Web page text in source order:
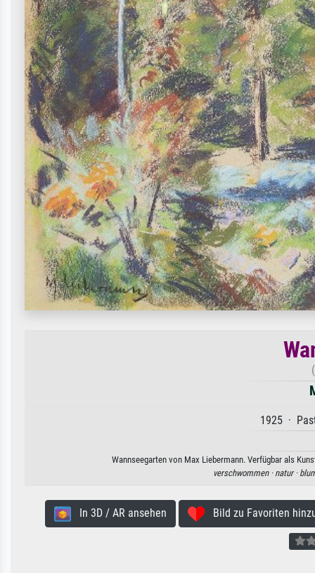
1925 ·
Wannseegarten von Max Liebermann. Verfügbar als
verschwommen · natur ·
In 3D / AR ansehen Bild zu Favoriten